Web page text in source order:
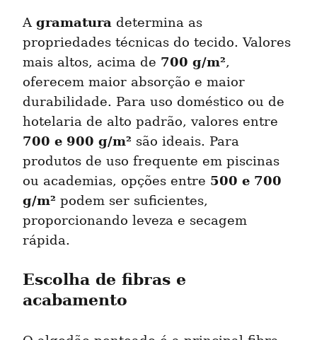
A gramatura determina as
propriedades técnicas do tecido. Valores
mais altos, acima de 700 g/m²,
oferecem maior absorção e maior
durabilidade. Para uso doméstico ou de
700 e 900 g/m² são ideais. Para
produtos de uso frequente em piscinas
ou academias, opções entre 500 e 700
g/m² podem ser suficientes,
proporcionando leveza e secagem
rápida.
Escolha de fibras e
acabamento